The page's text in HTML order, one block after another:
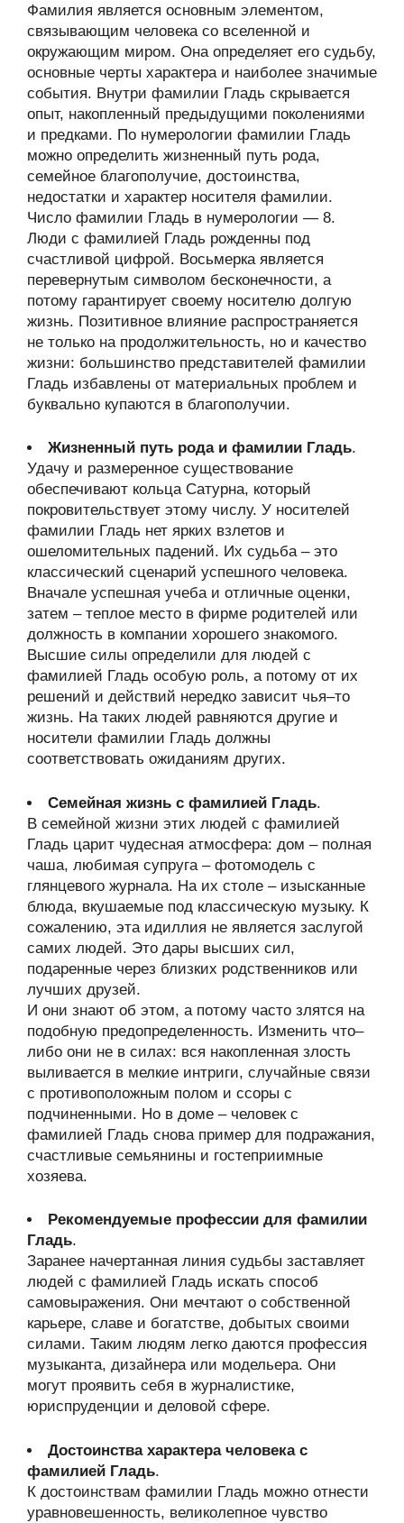
Фамилия является основным элементом,
связывающим человека со вселенной и
окружающим миром. Она определяет его судьбу,
основные черты характера и наиболее значимые
события. Внутри фамилии Гладь скрывается
опыт, накопленный предыдущими поколениями
и предками. По нумерологии фамилии Гладь
можно определить жизненный путь рода,
семейное благополучие, достоинства,
недостатки и характер носителя фамилии.
Число фамилии Гладь в нумерологии — 8.
Люди с фамилией Гладь рожденны под
счастливой цифрой. Восьмерка является
перевернутым символом бесконечности, а
потому гарантирует своему носителю долгую
жизнь. Позитивное влияние распространяется
не только на продолжительность, но и качество
жизни: большинство представителей фамилии
Гладь избавлены от материальных проблем и
буквально купаются в благополучии.
Жизненный путь рода и фамилии Гладь.
Удачу и размеренное существование
обеспечивают кольца Сатурна, который
покровительствует этому числу. У носителей
фамилии Гладь нет ярких взлетов и
ошеломительных падений. Их судьба – это
классический сценарий успешного человека.
Вначале успешная учеба и отличные оценки,
затем – теплое место в фирме родителей или
должность в компании хорошего знакомого.
Высшие силы определили для людей с
фамилией Гладь особую роль, а потому от их
решений и действий нередко зависит чья–то
жизнь. На таких людей равняются другие и
носители фамилии Гладь должны
соответствовать ожиданиям других.
Семейная жизнь с фамилией Гладь.
В семейной жизни этих людей с фамилией
Гладь царит чудесная атмосфера: дом – полная
чаша, любимая супруга – фотомодель с
глянцевого журнала. На их столе – изысканные
блюда, вкушаемые под классическую музыку. К
сожалению, эта идиллия не является заслугой
самих людей. Это дары высших сил,
подаренные через близких родственников или
лучших друзей.
И они знают об этом, а потому часто злятся на
подобную предопределенность. Изменить что–
либо они не в силах: вся накопленная злость
выливается в мелкие интриги, случайные связи
с противоположным полом и ссоры с
подчиненными. Но в доме – человек с
фамилией Гладь снова пример для подражания,
счастливые семьянины и гостеприимные
хозяева.
Рекомендуемые профессии для фамилии
Гладь.
Заранее начертанная линия судьбы заставляет
людей с фамилией Гладь искать способ
самовыражения. Они мечтают о собственной
карьере, славе и богатстве, добытых своими
силами. Таким людям легко даются профессия
музыканта, дизайнера или модельера. Они
могут проявить себя в журналистике,
юриспруденции и деловой сфере.
Достоинства характера человека с
фамилией Гладь.
К достоинствам фамилии Гладь можно отнести
уравновешенность, великолепное чувство